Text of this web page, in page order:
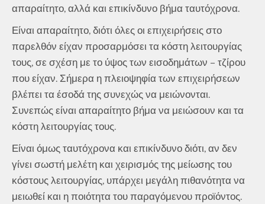
απαραίτητο, αλλά και επικίνδυνο βήμα ταυτόχρονα.
Είναι απαραίτητο, διότι όλες οι επιχειρήσεις στο
παρελθόν είχαν προσαρμόσει τα κόστη λειτουργίας
τους, σε σχέση με το ύψος των εισοδημάτων – τζίρου
που είχαν. Σήμερα η πλειοψηφία των επιχειρήσεων
βλέπει τα έσοδά της συνεχώς να μειώνονται.
Συνεπώς είναι απαραίτητο βήμα να μειώσουν και τα
κόστη λειτουργίας τους.
Είναι όμως ταυτόχρονα και επικίνδυνο διότι, αν δεν
γίνει σωστή μελέτη και χειρισμός της μείωσης του
κόστους λειτουργίας, υπάρχει μεγάλη πιθανότητα να
μειωθεί και η ποιότητα του παραγόμενου προϊόντος.